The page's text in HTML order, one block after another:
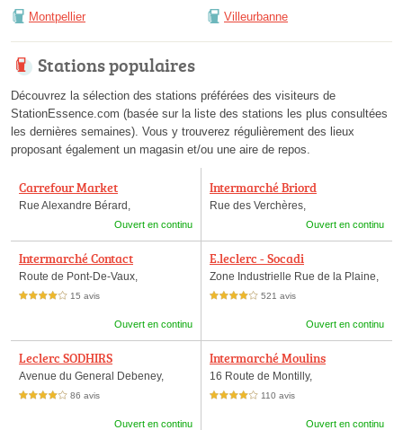
Montpellier
Villeurbanne
Stations populaires
Découvrez la sélection des stations préférées des visiteurs de
StationEssence.com (basée sur la liste des stations les plus consultées
les dernières semaines). Vous y trouverez régulièrement des lieux
proposant également un magasin et/ou une aire de repos.
Carrefour Market
Rue Alexandre Bérard,
Ouvert en continu
Intermarché Briord
Rue des Verchères,
Ouvert en continu
Intermarché Contact
Route de Pont-De-Vaux,
4,0 étoiles sur 5 15 avis
Ouvert en continu
E.leclerc - Socadi
Zone Industrielle Rue de la Plaine,
4,0 étoiles sur 5 521 avis
Ouvert en continu
Leclerc SODHIRS
Avenue du General Debeney,
4,0 étoiles sur 5 86 avis
Ouvert en continu
Intermarché Moulins
16 Route de Montilly,
4,0 étoiles sur 5 110 avis
Ouvert en continu